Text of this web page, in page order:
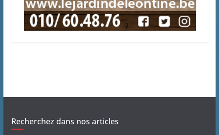
Recherchez dans nos articles